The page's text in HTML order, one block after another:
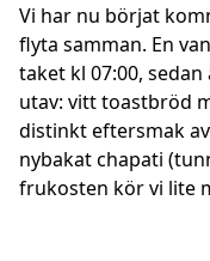
Vi har nu börjat
flyta samman. En
taket kl 07:00,
utav: vitt toastbröd
distinkt eftersmak
nybakat chapati
frukosten kör vi lite